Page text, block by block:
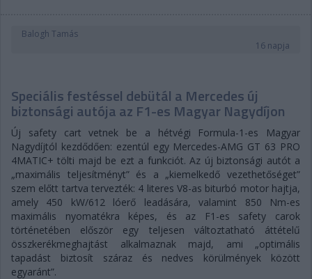
Balogh Tamás
16 napja
Speciális festéssel debütál a Mercedes új
biztonsági autója az F1-es Magyar Nagydíjon
Új safety cart vetnek be a hétvégi Formula-1-es Magyar
Nagydíjtól kezdődően: ezentúl egy Mercedes-AMG GT 63 PRO
4MATIC+ tölti majd be ezt a funkciót. Az új biztonsági autót a
„maximális teljesítményt” és a „kiemelkedő vezethetőséget”
szem előtt tartva tervezték: 4 literes V8-as biturbó motor hajtja,
amely 450 kW/612 lóerő leadására, valamint 850 Nm-es
maximális nyomatékra képes, és az F1-es safety carok
történetében először egy teljesen változtatható áttételű
összkerékmeghajtást alkalmaznak majd, ami „optimális
tapadást biztosít száraz és nedves körülmények között
egyaránt”.